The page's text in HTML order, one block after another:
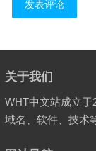
关于我们
WHT中文站成立于
域名、软件、技术